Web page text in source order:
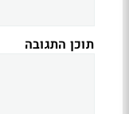
תוכן התגובה